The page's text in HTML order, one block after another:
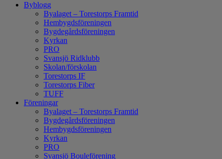
Byblogg
Byalaget – Torestorps Framtid
Hembygdsföreningen
Bygdegårdsföreningen
Kyrkan
PRO
Svansjö Ridklubb
Skolan/förskolan
Torestorps IF
Torestorps Fiber
TUFF
Föreningar
Byalaget – Torestorps Framtid
Bygdegårdsföreningen
Hembygdsföreningen
Kyrkan
PRO
Svansjö Bouleförening